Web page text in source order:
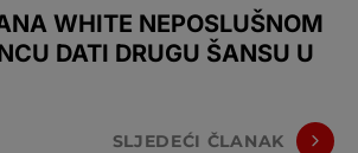
WHITE NEPOSLUŠNOM
DATI DRUGU ŠANSU U
SLJEDEĆI ČLANAK